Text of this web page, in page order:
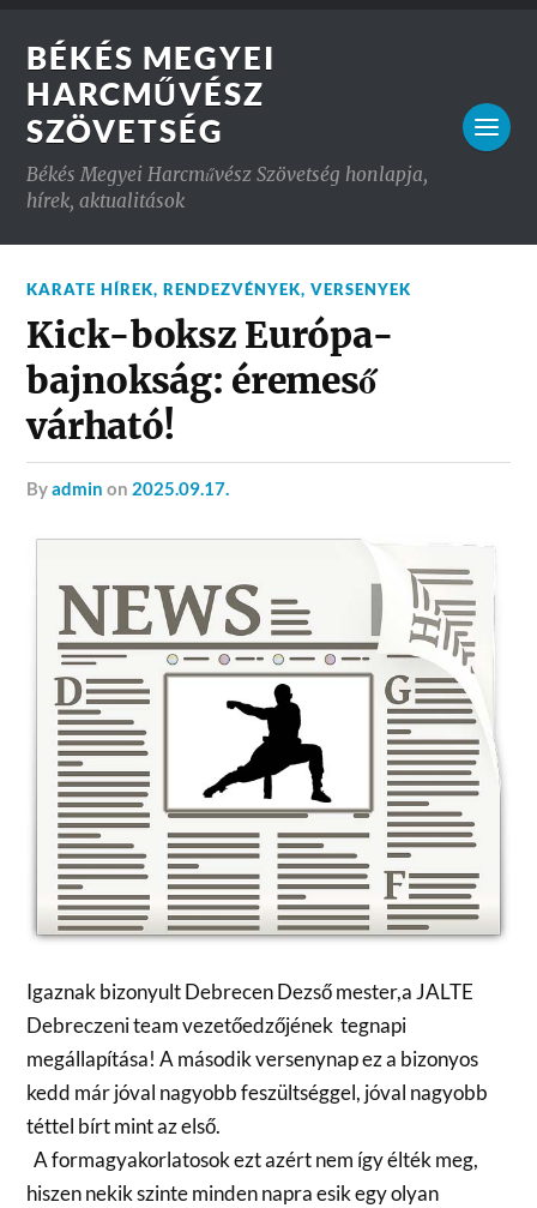
BÉKÉS MEGYEI
HARCMŰVÉSZ
SZÖVETSÉG
Békés Megyei Harcművész Szövetség honlapja,
hírek, aktualitások
KARATE HÍREK,RENDEZVÉNYEK,VERSENYEK
Kick-boksz Európa-
bajnokság: éremeső
várható!
byadmin on 2025.09.17.
Igaznak bizonyult Debrecen Dezső mester,a JALTE
Debreczeni team vezetőedzőjének tegnapi
megállapítása! A második versenynap ez a bizonyos
kedd már jóval nagyobb feszültséggel, jóval nagyobb
téttel bírt mint az első.
A formagyakorlatosok ezt azért nem így élték meg,
hiszen nekik szinte minden napra esik egy olyan